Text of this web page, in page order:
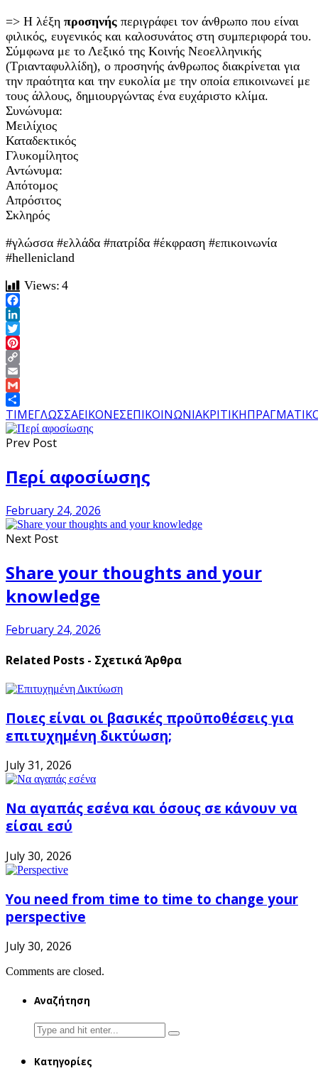
=> Η λέξη προσηνής περιγράφει τον άνθρωπο που είναι
φιλικός, ευγενικός και καλοσυνάτος στη συμπεριφορά του.
Σύμφωνα με το Λεξικό της Κοινής Νεοελληνικής
(Τριανταφυλλίδη), ο προσηνής άνθρωπος διακρίνεται για
την πραότητα και την ευκολία με την οποία επικοινωνεί με
τους άλλους, δημιουργώντας ένα ευχάριστο κλίμα.
Συνώνυμα:
Μειλίχιος
Καταδεκτικός
Γλυκομίλητος
Αντώνυμα:
Απότομος
Απρόσιτος
Σκληρός
#γλώσσα #ελλάδα #πατρίδα #έκφραση #επικοινωνία
#hellenicland
Views: 4
Facebook
LinkedIn
Twitter
Pinterest
Copy
Link
Email
Gmail
Share
TIMEΓΛΩΣΣΑΕΙΚΟΝΕΣΕΠΙΚΟΙΝΩΝΙΑΚΡΙΤΙΚΗ
Prev Post
Περί αφοσίωσης
February 24, 2026
Next Post
Share your thoughts and your
knowledge
February 24, 2026
Related Posts - Σχετικά Άρθρα
Ποιες είναι οι βασικές προϋποθέσεις για
επιτυχημένη δικτύωση;
July 31, 2026
Να αγαπάς εσένα και όσους σε κάνουν να
είσαι εσύ
July 30, 2026
You need from time to time to change your
perspective
July 30, 2026
Comments are closed.
Αναζήτηση
Search
for:
Κατηγορίες